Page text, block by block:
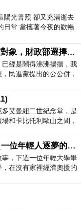
後結果才是結
，
會喜歡真實人生
我認同，但事
你決定你該自己
性拋在真實以外
時刻。
陽光普照 卻又充滿逝去
日常 當擁著今夜的歡暢
太陽
國票成為民進黨掏空對象，財政部選擇性失憶
經是鬧得沸沸揚揚，我
民進黨提出的公公併，
鬧出最大的醜
艾曼紐二世紀念堂，是
和卡比托利歐山之間，
的的第一位國
小朱週記 20260808_一位年輕人逐夢的真實故事
，下週一位年輕大學畢
在沒有家裡經濟奧援的
累積出國基